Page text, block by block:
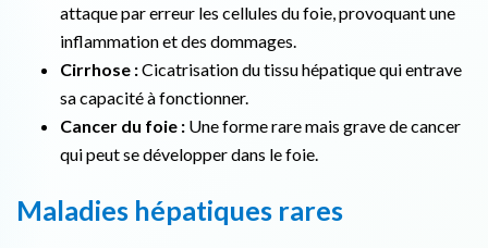
attaque par erreur les cellules du foie, provoquant une
inflammation et des dommages.
Cirrhose :Cicatrisation du tissu hépatique qui entrave
sa capacité à fonctionner.
Cancer du foie : Une forme rare mais grave de cancer
qui peut se développer dans le foie.
Maladies hépatiques rares